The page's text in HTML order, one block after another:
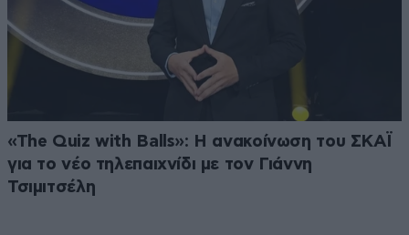
«The Quiz with Balls»: Η ανακοίνωση του ΣΚΑΪ
για το νέο τηλεπαιχνίδι με τον Γιάννη
Τσιμιτσέλη